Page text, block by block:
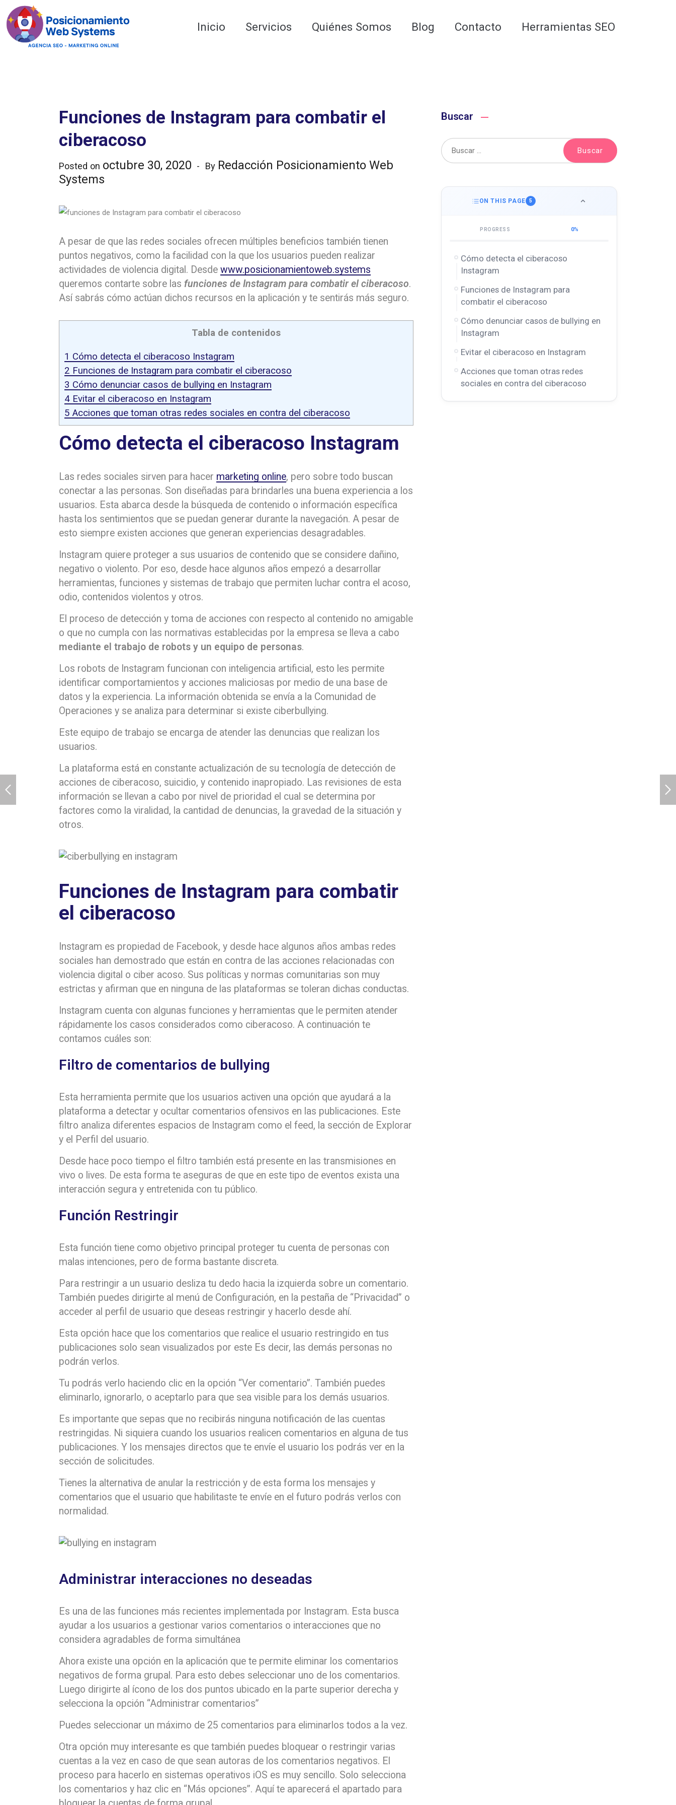
Inicio Servicios Quiénes Somos Blog Contacto Herramientas SEO
Funciones de Instagram para combatir el
ciberacoso
Posted on octubre 30, 2020 By Redacción Posicionamiento Web
Systems
A pesar de que las redes sociales ofrecen múltiples beneficios también tienen
puntos negativos, como la facilidad con la que los usuarios pueden realizar
actividades de violencia digital. Desde www.posicionamientoweb.systems
queremos contarte sobre las funciones de Instagram para combatir el ciberacoso.
Así sabrás cómo actúan dichos recursos en la aplicación y te sentirás más seguro.
Tabla de contenidos
1 Cómo detecta el ciberacoso Instagram
2 Funciones de Instagram para combatir el ciberacoso
3 Cómo denunciar casos de bullying en Instagram
4 Evitar el ciberacoso en Instagram
5 Acciones que toman otras redes sociales en contra del ciberacoso
Cómo detecta el ciberacoso Instagram
Las redes sociales sirven para hacer marketing online, pero sobre todo buscan
conectar a las personas. Son diseñadas para brindarles una buena experiencia a los
usuarios. Esta abarca desde la búsqueda de contenido o información específica
hasta los sentimientos que se puedan generar durante la navegación. A pesar de
esto siempre existen acciones que generan experiencias desagradables.
Instagram quiere proteger a sus usuarios de contenido que se considere dañino,
negativo o violento. Por eso, desde hace algunos años empezó a desarrollar
herramientas, funciones y sistemas de trabajo que permiten luchar contra el acoso,
odio, contenidos violentos y otros.
El proceso de detección y toma de acciones con respecto al contenido no amigable
o que no cumpla con las normativas establecidas por la empresa se lleva a cabo
mediante el trabajo de robots y un equipo de personas.
Los robots de Instagram funcionan con inteligencia artificial, esto les permite
identificar comportamientos y acciones maliciosas por medio de una base de
datos y la experiencia. La información obtenida se envía a la Comunidad de
Operaciones y se analiza para determinar si existe ciberbullying.
Este equipo de trabajo se encarga de atender las denuncias que realizan los
usuarios.
La plataforma está en constante actualización de su tecnología de detección de
acciones de ciberacoso, suicidio, y contenido inapropiado. Las revisiones de esta
información se llevan a cabo por nivel de prioridad el cual se determina por
factores como la viralidad, la cantidad de denuncias, la gravedad de la situación y
otros.
Funciones de Instagram para combatir
el ciberacoso
Instagram es propiedad de Facebook, y desde hace algunos años ambas redes
sociales han demostrado que están en contra de las acciones relacionadas con
violencia digital o ciber acoso. Sus políticas y normas comunitarias son muy
estrictas y afirman que en ninguna de las plataformas se toleran dichas conductas.
Instagram cuenta con algunas funciones y herramientas que le permiten atender
rápidamente los casos considerados como ciberacoso. A continuación te
contamos cuáles son:
Filtro de comentarios de bullying
Esta herramienta permite que los usuarios activen una opción que ayudará a la
plataforma a detectar y ocultar comentarios ofensivos en las publicaciones. Este
filtro analiza diferentes espacios de Instagram como el feed, la sección de Explorar
y el Perfil del usuario.
Desde hace poco tiempo el filtro también está presente en las transmisiones en
vivo o lives. De esta forma te aseguras de que en este tipo de eventos exista una
interacción segura y entretenida con tu público.
Función Restringir
Esta función tiene como objetivo principal proteger tu cuenta de personas con
malas intenciones, pero de forma bastante discreta.
Para restringir a un usuario desliza tu dedo hacia la izquierda sobre un comentario.
También puedes dirigirte al menú de Configuración, en la pestaña de “Privacidad” o
acceder al perfil de usuario que deseas restringir y hacerlo desde ahí.
Esta opción hace que los comentarios que realice el usuario restringido en tus
publicaciones solo sean visualizados por este Es decir, las demás personas no
podrán verlos.
Tu podrás verlo haciendo clic en la opción “Ver comentario”. También puedes
eliminarlo, ignorarlo, o aceptarlo para que sea visible para los demás usuarios.
Es importante que sepas que no recibirás ninguna notificación de las cuentas
restringidas. Ni siquiera cuando los usuarios realicen comentarios en alguna de tus
publicaciones. Y los mensajes directos que te envíe el usuario los podrás ver en la
sección de solicitudes.
Tienes la alternativa de anular la restricción y de esta forma los mensajes y
comentarios que el usuario que habilitaste te envíe en el futuro podrás verlos con
normalidad.
Administrar interacciones no deseadas
Es una de las funciones más recientes implementada por Instagram. Esta busca
ayudar a los usuarios a gestionar varios comentarios o interacciones que no
considera agradables de forma simultánea
Ahora existe una opción en la aplicación que te permite eliminar los comentarios
negativos de forma grupal. Para esto debes seleccionar uno de los comentarios.
Luego dirigirte al ícono de los dos puntos ubicado en la parte superior derecha y
selecciona la opción “Administrar comentarios”
Puedes seleccionar un máximo de 25 comentarios para eliminarlos todos a la vez.
Otra opción muy interesante es que también puedes bloquear o restringir varias
cuentas a la vez en caso de que sean autoras de los comentarios negativos. El
proceso para hacerlo en sistemas operativos iOS es muy sencillo. Solo selecciona
los comentarios y haz clic en “Más opciones”. Aquí te aparecerá el apartado para
Buscar
ON THIS PAGE 5
PROGRESS 0%
Cómo detecta el ciberacoso
Instagram
Funciones de Instagram para
combatir el ciberacoso
Cómo denunciar casos de bullying en
Instagram
Evitar el ciberacoso en Instagram
Acciones que toman otras redes
sociales en contra del ciberacoso